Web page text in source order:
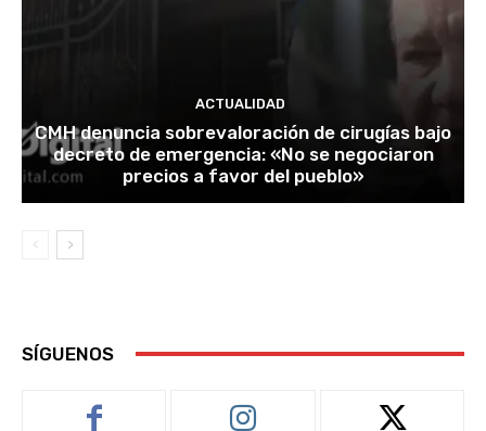
ACTUALIDAD
CMH denuncia sobrevaloración de cirugías bajo
decreto de emergencia: «No se negociaron
precios a favor del pueblo»
SÍGUENOS